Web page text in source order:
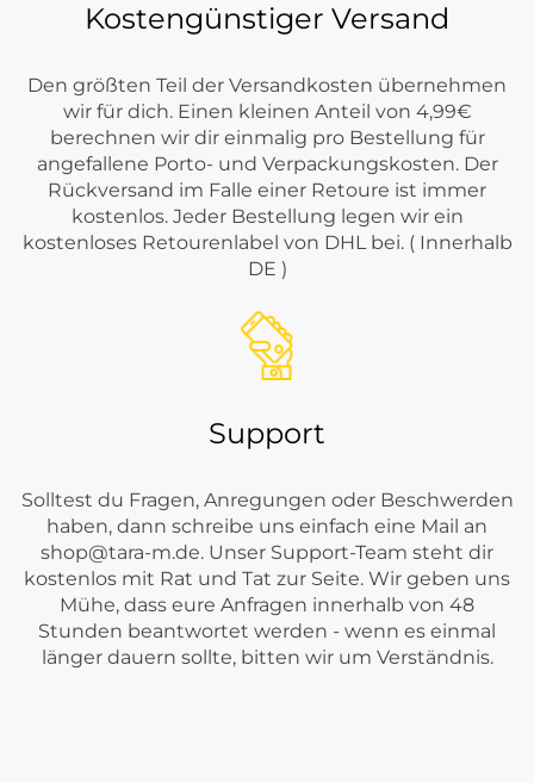
Kostengünstiger Versand
Den größten Teil der Versandkosten übernehmen
wir für dich. Einen kleinen Anteil von 4,99€
berechnen wir dir einmalig pro Bestellung für
angefallene Porto- und Verpackungskosten. Der
Rückversand im Falle einer Retoure ist immer
kostenlos. Jeder Bestellung legen wir ein
kostenloses Retourenlabel von DHL bei. ( Innerhalb
DE )
Support
Solltest du Fragen, Anregungen oder Beschwerden
haben, dann schreibe uns einfach eine Mail an
shop@tara-m.de. Unser Support-Team steht dir
kostenlos mit Rat und Tat zur Seite. Wir geben uns
Mühe, dass eure Anfragen innerhalb von 48
Stunden beantwortet werden - wenn es einmal
länger dauern sollte, bitten wir um Verständnis.